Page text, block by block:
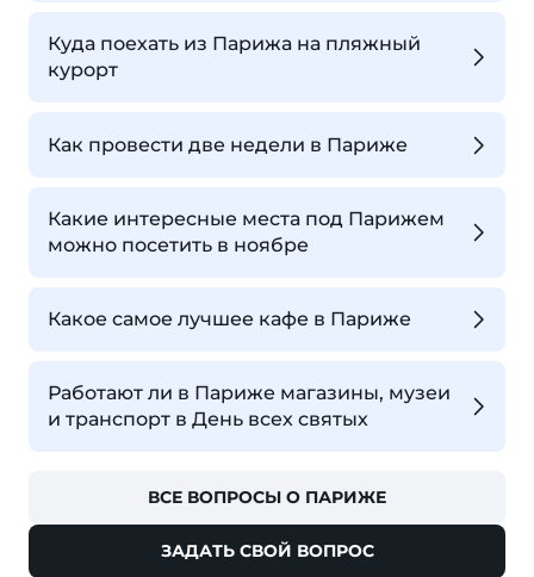
Куда поехать из Парижа на пляжный
курорт
Как провести две недели в Париже
Какие интересные места под Парижем
можно посетить в ноябре
Какое самое лучшее кафе в Париже
Работают ли в Париже магазины, музеи
и транспорт в День всех святых
ВСЕ ВОПРОСЫ О ПАРИЖЕ
ЗАДАТЬ СВОЙ ВОПРОС